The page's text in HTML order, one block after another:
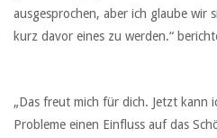
ausgesprochen, aber ich glaube wir
kurz davor eines zu werden.“
„Das freut mich für dich. Jetzt kann
Probleme einen Einfluss auf das